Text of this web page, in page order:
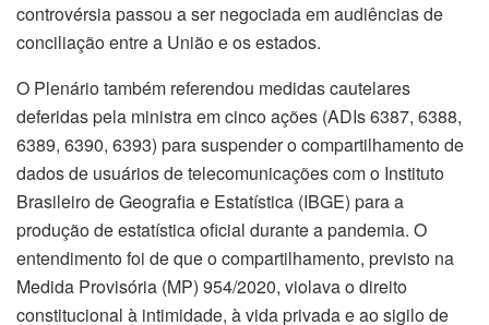
controvérsia passou a ser negociada em audiências de
conciliação entre a União e os estados.
O Plenário também referendou medidas cautelares
deferidas pela ministra em cinco ações (ADIs 6387, 6388,
6389, 6390, 6393) para suspender o compartilhamento de
dados de usuários de telecomunicações com o Instituto
Brasileiro de Geografia e Estatística (IBGE) para a
produção de estatística oficial durante a pandemia. O
entendimento foi de que o compartilhamento, previsto na
Medida Provisória (MP) 954/2020, violava o direito
constitucional à intimidade, à vida privada e ao sigilo de